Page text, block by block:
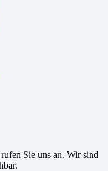
Sie uns an. Wir sind